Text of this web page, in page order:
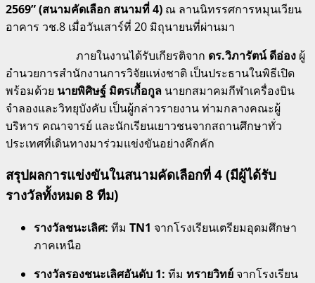
2569” (สนามคัดเลือก สนามที่ 4) ณ ลานนิทรรศการหมุนเวียน
อาคาร วช.8 เมื่อวันเสาร์ที่ 20 มิถุนายนที่ผ่านมา
ภายในงานได้รับเกียรติจาก ดร.วิภารัตน์ ดีอ่อง ผู้
อำนวยการสำนักงานการวิจัยแห่งชาติ เป็นประธานในพิธีเปิด
พร้อมด้วย นายพิศิษฐ์ มิตรเกื้อกูล นายกสมาคมกีฬาเครื่องบิน
จำลองและวิทยุบังคับ เป็นผู้กล่าวรายงาน ท่ามกลางคณะผู้
บริหาร คณาจารย์ และนักเรียนเยาวชนจากสถานศึกษาทั่ว
ประเทศที่เดินทางมาร่วมแข่งขันอย่างคึกคัก
สรุปผลการแข่งขันในสนามคัดเลือกที่ 4 (มีผู้ได้รับ
รางวัลทั้งหมด 8 ทีม)
รางวัลชนะเลิศ: ทีม TN1 จากโรงเรียนเตรียมอุดมศึกษา
ภาคเหนือ
รางวัลรองชนะเลิศอันดับ 1: ทีม ทรายวิทย์ จากโรงเรียน